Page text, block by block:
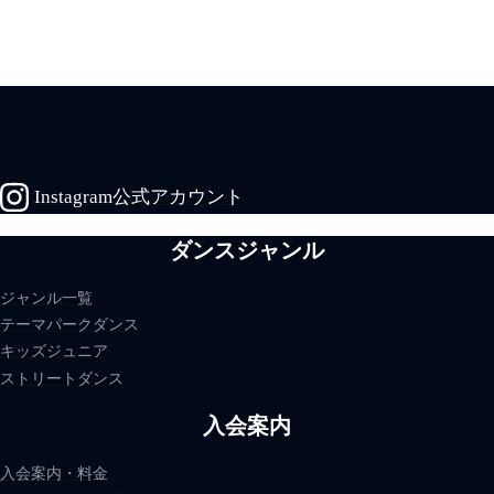
Instagram公式アカウント
ダンスジャンル
ジャンル一覧
テーマパークダンス
キッズジュニア
ストリートダンス
入会案内
入会案内・料金